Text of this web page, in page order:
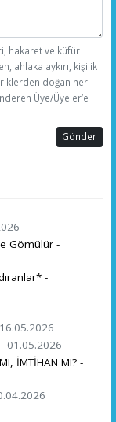
hakaret ve küfür
ahlaka aykırı, kişilik
doğan her
Üye/Üyeler’e
Gönder
Gömülür -
-
16.05.2026
01.05.2026
İMTİHAN MI? -